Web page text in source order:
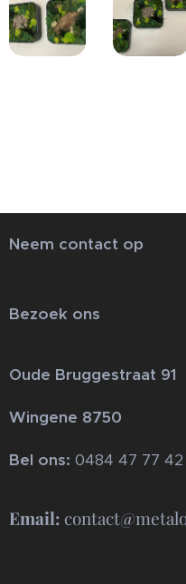
Neem contact op
Bezoek ons
Oude Bruggestraat 91
Wingene 8750
Bel ons: 0484 47 77 42
Email: